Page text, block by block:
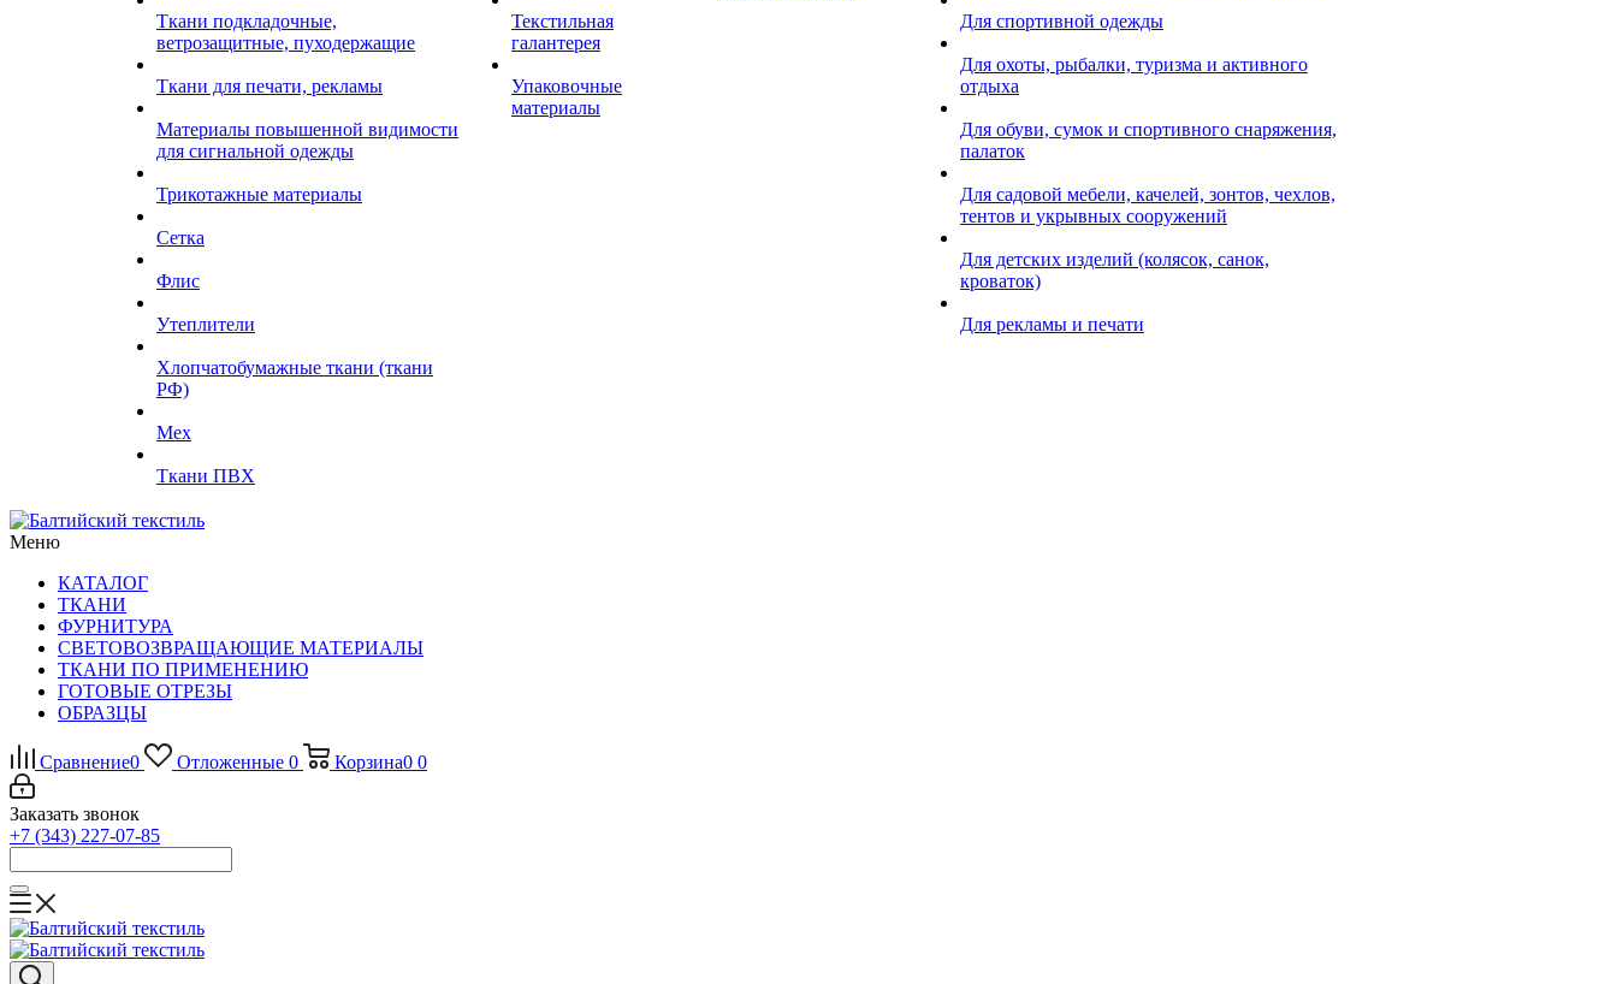
Ткани подкладочные,
ветрозащитные, пуходержащие
Ткани для печати, рекламы
Материалы повышенной видимости
для сигнальной одежды
Трикотажные материалы
Сетка
Флис
Утеплители
Хлопчатобумажные ткани (ткани
РФ)
Мех
Ткани ПВХ
Текстильная
галантерея
Упаковочные
материалы
Для спортивной одежды
Для охоты, рыбалки, туризма и активного
отдыха
Для обуви, сумок и спортивного снаряжения,
палаток
Для садовой мебели, качелей, зонтов, чехлов,
тентов и укрывных сооружений
Для детских изделий (колясок, санок,
кроваток)
Для рекламы и печати
Меню
КАТАЛОГ
ТКАНИ
ФУРНИТУРА
СВЕТОВОЗВРАЩАЮЩИЕ МАТЕРИАЛЫ
ТКАНИ ПО ПРИМЕНЕНИЮ
ГОТОВЫЕ ОТРЕЗЫ
ОБРАЗЦЫ
Сравнение0 Отложенные 0 Корзина0 0
Заказать звонок
+7 (343) 227-07-85